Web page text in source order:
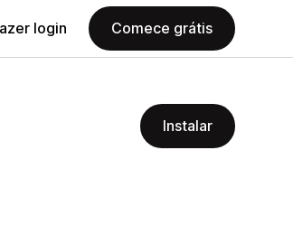
login Comece grátis
Instalar